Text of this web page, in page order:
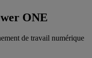
ONE
de travail numérique